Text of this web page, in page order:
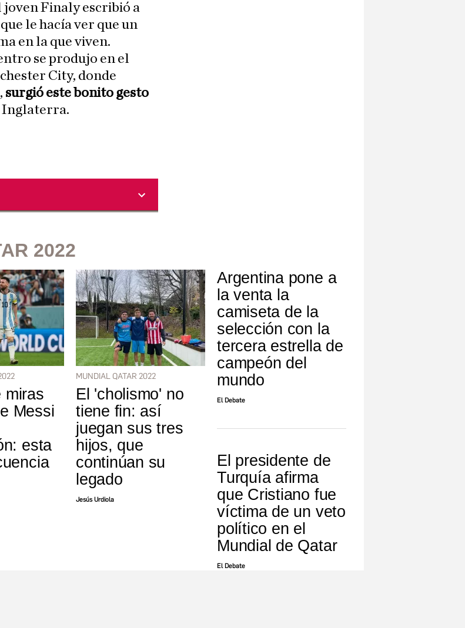
joven Finaly escribió a
le hacía ver que un
en la que viven.
se produjo en el
City, donde
surgió este bonito gesto
Inglaterra.
2022
miras
Messi
esta
MUNDIAL QATAR 2022
El 'cholismo' no
tiene fin: así
juegan sus tres
hijos, que
continúan su
legado
Jesús Urdiola
Argentina pone a
la venta la
camiseta de la
selección con la
tercera estrella de
campeón del
mundo
El Debate
El presidente de
Turquía afirma
que Cristiano fue
víctima de un veto
político en el
Mundial de Qatar
El Debate